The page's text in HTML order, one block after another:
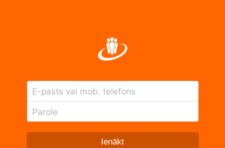
E-pasts vai mob. telefons
Parole
Ienākt